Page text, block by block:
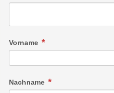
Vorname
Nachname